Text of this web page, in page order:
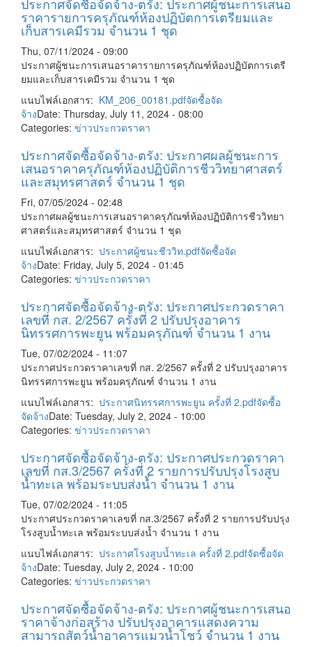
ราคารายการครุภัณฑ์ห้องปฏิบัตการเตรียมและ
เก็บสารเคมีรวม จำนวน 1 ชุด
Thu, 07/11/2024 - 09:00
ประกาศผู้ชนะการเสนอราคารายการครุภัณฑ์ห้องปฏิบัตการเตรี
ยมและเก็บสารเคมีรวม จำนวน 1 ชุด
แนบไฟล์เอกสาร: KM_206_00181.pdfจัดซื้อจัด
จ้างDate: Thursday, July 11, 2024 - 08:00
Categories: ข่าวประกวดราคา
ประกาศจัดซื้อจัดจ้าง-ตรัง: ประกาศผลผู้ชนะการ
เสนอราคาครุภัณฑ์ห้องปฏิบัติการชีววิทยาศาสตร์
และสมุทรศาสตร์ จำนวน 1 ชุด
Fri, 07/05/2024 - 02:48
ประกาศผลผู้ชนะการเสนอราคาครุภัณฑ์ห้องปฏิบัติการชีววิทยา
ศาสตร์และสมุทรศาสตร์ จำนวน 1 ชุด
แนบไฟล์เอกสาร: ประกาศผู้ชนะชีววิท.pdfจัดซื้อจัด
จ้างDate: Friday, July 5, 2024 - 01:45
Categories: ข่าวประกวดราคา
ประกาศจัดซื้อจัดจ้าง-ตรัง: ประกาศประกวดราคา
เลขที่ กส. 2/2567 ครั้งที่ 2 ปรับปรุงอาคาร
นิทรรศการพะยูน พร้อมครุภัณฑ์ จำนวน 1 งาน
Tue, 07/02/2024 - 11:07
ประกาศประกวดราคาเลขที่ กส. 2/2567 ครั้งที่ 2 ปรับปรุงอาคาร
นิทรรศการพะยูน พร้อมครุภัณฑ์ จำนวน 1 งาน
แนบไฟล์เอกสาร: ประกาศนิทรรศการพะยูน ครั้งที่ 2.pdfจัดซื้อ
จัดจ้างDate: Tuesday, July 2, 2024 - 10:00
Categories: ข่าวประกวดราคา
ประกาศจัดซื้อจัดจ้าง-ตรัง: ประกาศประกวดราคา
เลขที่ กส.3/2567 ครั้งที่ 2 รายการปรับปรุงโรงสูบ
น้ำทะเล พร้อมระบบส่งน้ำ จำนวน 1 งาน
Tue, 07/02/2024 - 11:05
ประกาศประกวดราคาเลขที่ กส.3/2567 ครั้งที่ 2 รายการปรับปรุง
โรงสูบน้ำทะเล พร้อมระบบส่งน้ำ จำนวน 1 งาน
แนบไฟล์เอกสาร: ประกาศโรงสูบน้ำทะเล ครั้งที่ 2.pdfจัดซื้อจัด
จ้างDate: Tuesday, July 2, 2024 - 10:00
Categories: ข่าวประกวดราคา
ประกาศจัดซื้อจัดจ้าง-ตรัง: ประกาศผู้ชนะการเสนอ
ราคาจ้างก่อสร้าง ปรับปรุงอาคารแสดงความ
สามารถสัตว์น้ำอาคารแมวน้ำโชว์ จำนวน 1 งาน